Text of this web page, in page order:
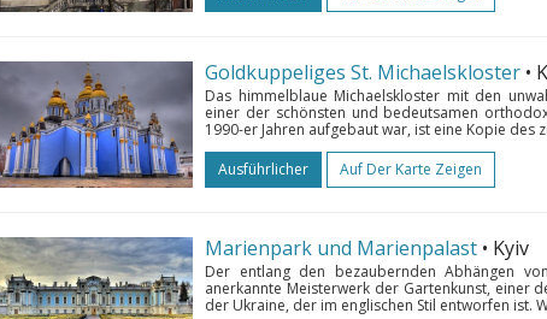
Goldkuppeliges St. Michaelskloster •
Das himmelblaue Michaelskloster mit den
einer der schönsten und bedeutsamen
1990-er Jahren aufgebaut war, ist eine Kopie des
Ausführlicher
Auf Der Karte Zeigen
Marienpark und Marienpalast • Kyiv
Der entlang den bezaubernden Abhängen
anerkannte Meisterwerk der Gartenkunst, einer
der Ukraine, der im englischen Stil entworfen ist.